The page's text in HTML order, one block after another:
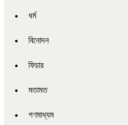
ধর্ম
বিনোদন
ফিচার
মতামত
গণমাধ্যম